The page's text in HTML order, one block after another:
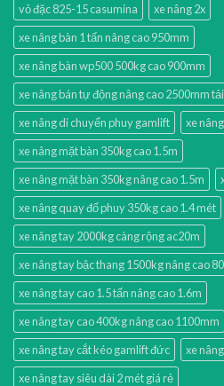
vỏ đặc 825-15 casumina
xe nâng 2x
xe nâng bàn 1 tấn nâng cao 950mm
xe nâng bàn wp500 500kg cao 900mm
xe nâng bán tự động nâng cao 2500mm
xe nâng di chuyển phuy gamlift
xe
xe nâng mặt bàn 350kg cao 1.5m
xe nâng mặt bàn 350kg nâng cao 1.5m
xe nâng quay đổ phuy 350kg cao 1.4 mét
xe nâng tay 2000kg càng rộng ac20m
xe nâng tay bậc thang 1500kg nâng cao
xe nâng tay cao 1.5 tấn nâng cao 1.6m
xe nâng tay cao 400kg nâng cao 1100mm
xe nâng tay cắt kéo gamlift đức
xe
xe nâng tay siêu dài 2 mét giá rẻ